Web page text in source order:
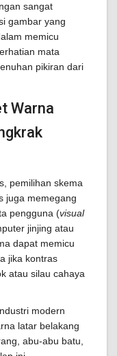
sangat
gambar yang
memicu
mata
pikiran dari
Warna
pemilihan skema
juga memegang
pengguna (visual
jinjing atau
dapat memicu
jika kontras
atau silau cahaya
modern
latar belakang
abu-abu batu,